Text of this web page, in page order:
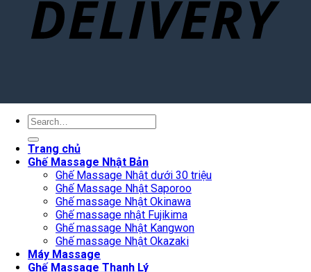
Search
Trang chủ
Ghế Massage Nhật Bản
Ghế Massage Nhật dưới 30 triệu
Ghế Massage Nhật Saporoo
Ghế massage Nhật Okinawa
Ghế massage nhật Fujikima
Ghế massage Nhật Kangwon
Ghế massage Nhật Okazaki
Máy Massage
Ghế Massage Thanh Lý